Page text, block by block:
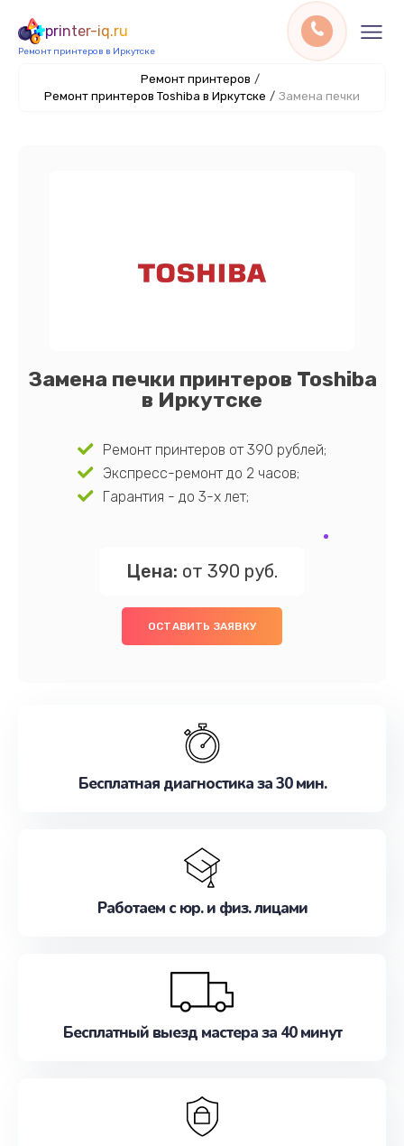
printer-iq.ru
Ремонт принтеров в Иркутске
Ремонт принтеров /
Ремонт принтеров Toshiba в Иркутске / Замена печки
Замена печки принтеров Toshiba
в Иркутске
Ремонт принтеров от 390 рублей;
Экспресс-ремонт до 2 часов;
Гарантия - до 3-х лет;
Цена: от 390 руб.
ОСТАВИТЬ ЗАЯВКУ
Бесплатная диагностика за 30 мин.
Работаем с юр. и физ. лицами
Бесплатный выезд мастера за 40 минут